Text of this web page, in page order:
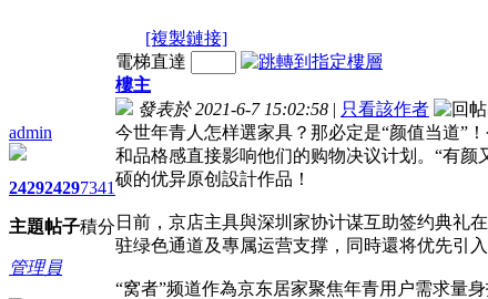
[複製鏈接]
admin
2429
主題
2429
帖子
7341
積分
管理員
電梯直達
樓主
發表於 2021-6-7 15:02:58 | 只看該作者
今世年青人怎样選家具？那必定是“颜值当道”
和品格感直接影响他们的购物决议计划。“有
硕的优异原创設計作品！
日前，京店主具與深圳家协计谋互助签约典礼
驻绿色通道及專属运营支撑，同時還将优先引
“窝者”频道作為京东居家聚焦年青用户需求量